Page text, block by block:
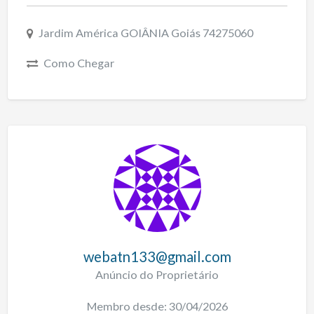
Jardim América GOIÂNIA Goiás 74275060
Como Chegar
webatn133@gmail.com
Anúncio do Proprietário
Membro desde: 30/04/2026